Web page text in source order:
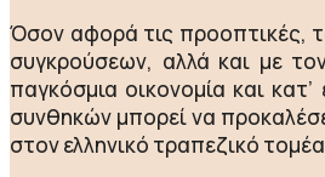
Όσον αφορά τις προοπτικές,
συγκρούσεων, αλλά και με
παγκόσμια οικονομία και
συνθηκών μπορεί να
στον ελληνικό τραπεζικό